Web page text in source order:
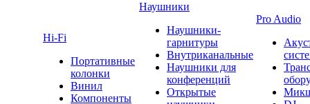
Hi-Fi
Портативные
колонки
Винил
Компоненты
Наушники
Наушники-
гарнитуры
Внутриканальные
Наушники для
конференций
Открытые
Pro Audio